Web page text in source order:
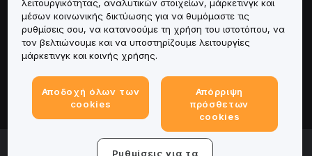
Υποστήριξη
Προϊόντα
Νομικά
© 2025-2026 Bybit.eu. All rights reserved.
λειτουργικότητας, αναλυτικών στοιχείων, μάρκετινγκ και
μέσων κοινωνικής δικτύωσης για να θυμόμαστε τις
ρυθμίσεις σου, να κατανοούμε τη χρήση του ιστοτόπου, να
τον βελτιώνουμε και να υποστηρίζουμε λειτουργίες
μάρκετινγκ και κοινής χρήσης.
Αποδοχή όλων των
cookies
Απόρριψη
πρόσθετων
cookies
Ρυθμίσεις για τα